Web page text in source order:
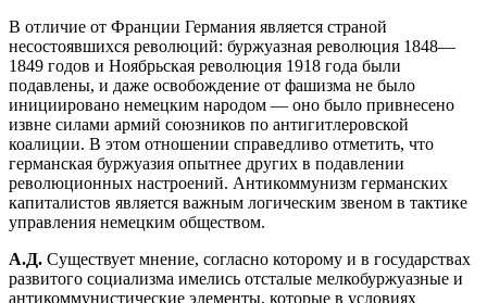
В отличие от Франции Германия является страной
несостоявшихся революций: буржуазная революция 1848—
1849 годов и Ноябрьская революция 1918 года были
подавлены, и даже освобождение от фашизма не было
инициировано немецким народом — оно было привнесено
извне силами армий союзников по антигитлеровской
коалиции. В этом отношении справедливо отметить, что
германская буржуазия опытнее других в подавлении
революционных настроений. Антикоммунизм германских
капиталистов является важным логическим звеном в тактике
управления немецким обществом.
А.Д. Существует мнение, согласно которому и в государствах
развитого социализма имелись отсталые мелкобуржуазные и
антикоммунистические элементы, которые в условиях